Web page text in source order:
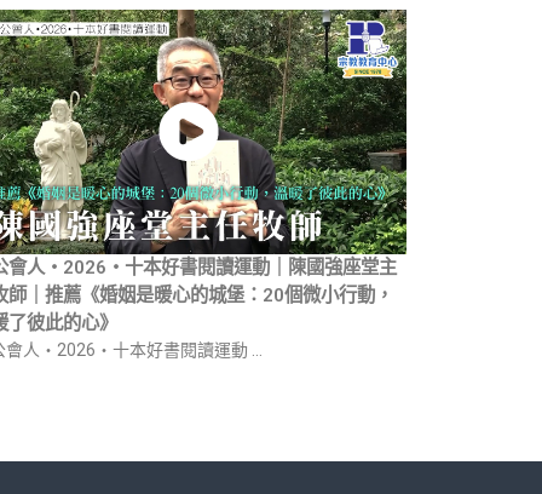
會人・2026・十本好書閱讀運動｜陳國強座堂主
師｜推薦《婚姻是暖心的城堡：20個微小行動，
了彼此的心》
會人・2026・十本好書閱讀運動 …